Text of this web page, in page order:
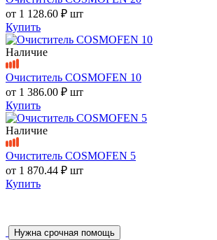
от 1 128.60 ₽ шт
Купить
Наличие
Очиститель COSMOFEN 10
от 1 386.00 ₽ шт
Купить
Наличие
Очиститель COSMOFEN 5
от 1 870.44 ₽ шт
Купить
Нужна срочная помощь